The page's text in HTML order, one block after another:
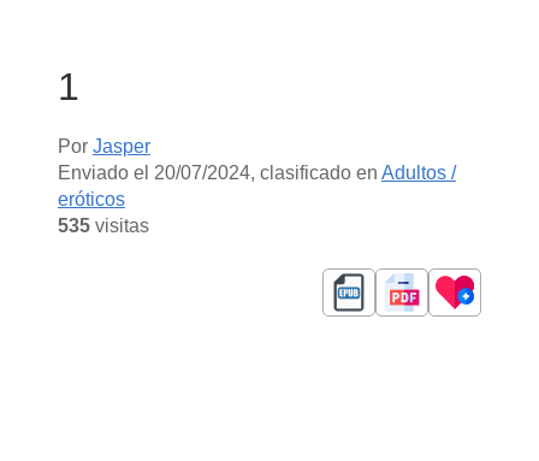
1
Por Jasper
Enviado el 20/07/2024, clasificado en Adultos /
eróticos
535visitas